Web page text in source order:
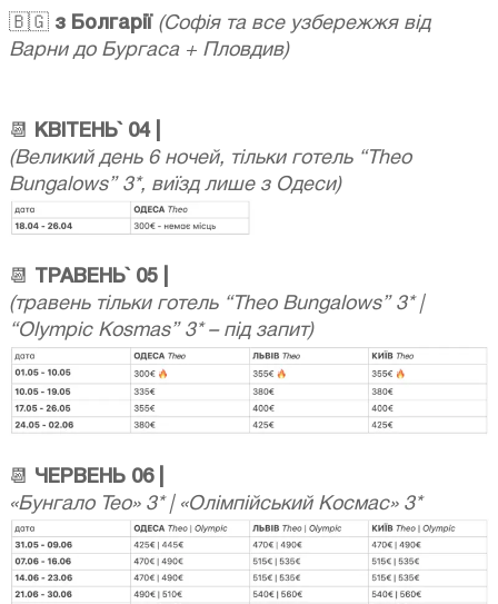
🇧🇬 з Болгарії (Софія та все узбережжя від
Варни до Бургаса + Пловдив)
📆 КВІТЕНЬ` 04 |
(Великий день 6 ночей, тільки готель “Theo
Bungalows” 3*, виїзд лише з Одеси)
📆 ТРАВЕНЬ` 05 |
(травень тільки готель “Theo Bungalows” 3* |
“Olympic Kosmas” 3* – під запит)
📆 ЧЕРВЕНЬ 06 |
«Бунгало Тео» 3* | «Олімпійський Космас» 3*